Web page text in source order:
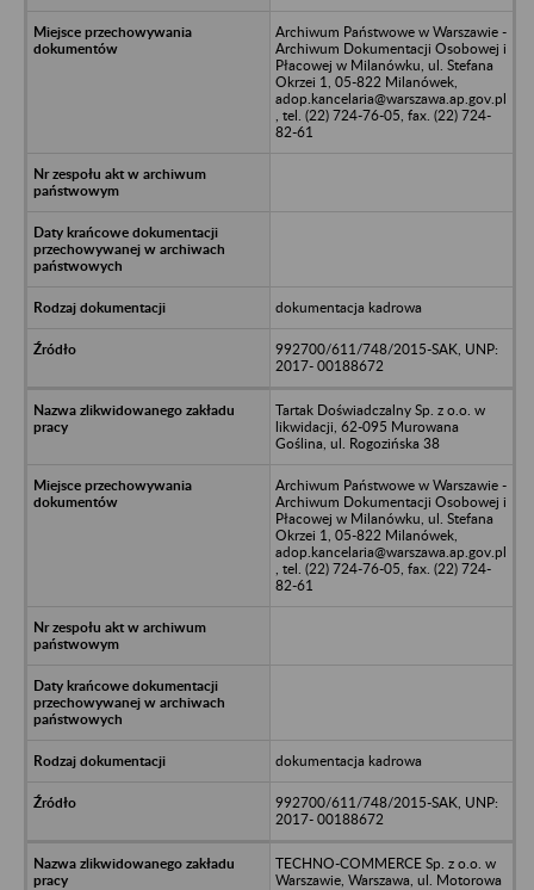
Archiwum Państwowe w Warszawie -
Archiwum Dokumentacji Osobowej i
Płacowej w Milanówku, ul. Stefana
Okrzei 1, 05-822 Milanówek,
adop.kancelaria@warszawa.ap.gov.pl
, tel. (22) 724-76-05, fax. (22) 724-
82-61
dokumentacja kadrowa
992700/611/748/2015-SAK, UNP:
2017- 00188672
Tartak Doświadczalny Sp. z o.o. w
likwidacji, 62-095 Murowana
Goślina, ul. Rogozińska 38
Archiwum Państwowe w Warszawie -
Archiwum Dokumentacji Osobowej i
Płacowej w Milanówku, ul. Stefana
Okrzei 1, 05-822 Milanówek,
adop.kancelaria@warszawa.ap.gov.pl
, tel. (22) 724-76-05, fax. (22) 724-
82-61
dokumentacja kadrowa
992700/611/748/2015-SAK, UNP:
2017- 00188672
TECHNO-COMMERCE Sp. z o.o. w
Warszawie, Warszawa, ul. Motorowa